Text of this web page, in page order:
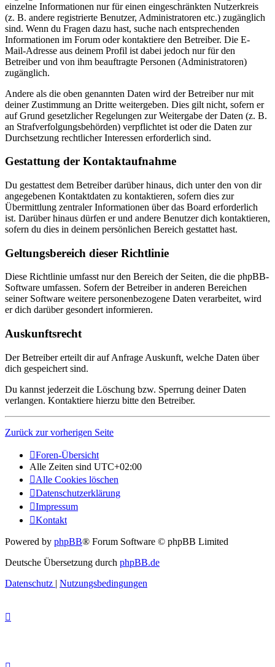
einzelne Informationen nur für einen eingeschränkten Nutzerkreis
(z. B. andere registrierte Benutzer, Administratoren etc.) zugänglich
sind. Wenn du Fragen dazu hast, suche nach entsprechenden
Informationen im Forum oder kontaktiere den Betreiber. Die E-
Mail-Adresse aus deinem Profil ist dabei jedoch nur für den
Betreiber und von ihm beauftragte Personen (Administratoren)
zugänglich.
Andere als die oben genannten Daten wird der Betreiber nur mit
deiner Zustimmung an Dritte weitergeben. Dies gilt nicht, sofern er
auf Grund gesetzlicher Regelungen zur Weitergabe der Daten (z. B.
an Strafverfolgungsbehörden) verpflichtet ist oder die Daten zur
Durchsetzung rechtlicher Interessen erforderlich sind.
Gestattung der Kontaktaufnahme
Du gestattest dem Betreiber darüber hinaus, dich unter den von dir
angegebenen Kontaktdaten zu kontaktieren, sofern dies zur
Übermittlung zentraler Informationen über das Board erforderlich
ist. Darüber hinaus dürfen er und andere Benutzer dich kontaktieren,
sofern du dies in deinem persönlichen Bereich gestattet hast.
Geltungsbereich dieser Richtlinie
Diese Richtlinie umfasst nur den Bereich der Seiten, die die phpBB-
Software umfassen. Sofern der Betreiber in anderen Bereichen
seiner Software weitere personenbezogene Daten verarbeitet, wird
er dich darüber gesondert informieren.
Auskunftsrecht
Der Betreiber erteilt dir auf Anfrage Auskunft, welche Daten über
dich gespeichert sind.
Du kannst jederzeit die Löschung bzw. Sperrung deiner Daten
verlangen. Kontaktiere hierzu bitte den Betreiber.
Zurück zur vorherigen Seite
Foren-Übersicht
Alle Zeiten sind UTC+02:00
Alle Cookies löschen
Datenschutzerklärung
Impressum
Kontakt
Powered by phpBB® Forum Software © phpBB Limited
Deutsche Übersetzung durch phpBB.de
Datenschutz | Nutzungsbedingungen